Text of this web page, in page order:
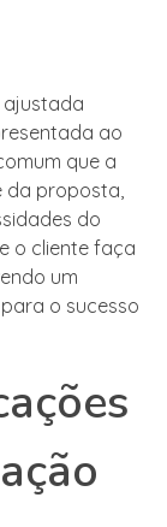
ajustada
ao
que a
da proposta,
do
o cliente faça
um
o sucesso